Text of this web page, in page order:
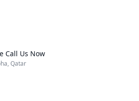
Call Us Now
Qatar